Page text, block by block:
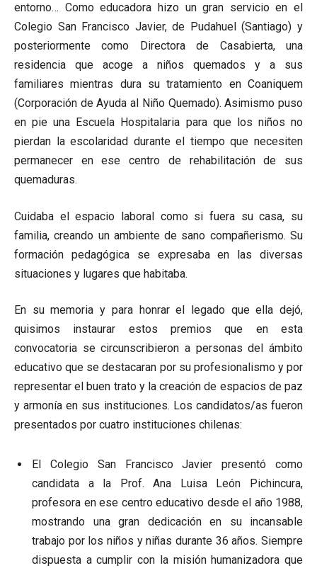
entorno… Como educadora hizo un gran servicio en el
Colegio San Francisco Javier, de Pudahuel (Santiago) y
posteriormente como Directora de Casabierta, una
residencia que acoge a niños quemados y a sus
familiares mientras dura su tratamiento en Coaniquem
(Corporación de Ayuda al Niño Quemado). Asimismo puso
en pie una Escuela Hospitalaria para que los niños no
pierdan la escolaridad durante el tiempo que necesiten
permanecer en ese centro de rehabilitación de sus
quemaduras.
Cuidaba el espacio laboral como si fuera su casa, su
familia, creando un ambiente de sano compañerismo. Su
formación pedagógica se expresaba en las diversas
situaciones y lugares que habitaba.
En su memoria y para honrar el legado que ella dejó,
quisimos instaurar estos premios que en esta
convocatoria se circunscribieron a personas del ámbito
educativo que se destacaran por su profesionalismo y por
representar el buen trato y la creación de espacios de paz
y armonía en sus instituciones. Los candidatos/as fueron
presentados por cuatro instituciones chilenas:
El Colegio San Francisco Javier presentó como
candidata a la Prof. Ana Luisa León Pichincura,
profesora en ese centro educativo desde el año 1988,
mostrando una gran dedicación en su incansable
trabajo por los niños y niñas durante 36 años. Siempre
dispuesta a cumplir con la misión humanizadora que